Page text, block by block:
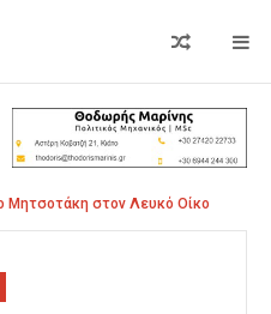
Μητσοτάκη στον Λευκό Οίκο